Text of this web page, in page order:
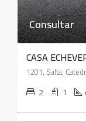
Consultar
CASA
2 1